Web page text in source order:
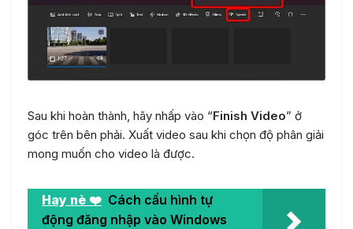
Sau khi hoàn thành, hãy nhấp vào “Finish Video” ở
góc trên bên phải. Xuất video sau khi chọn độ phân giải
mong muốn cho video là được.
Hay nè ❤️ Cách cấu hình tự
động đăng nhập vào Windows